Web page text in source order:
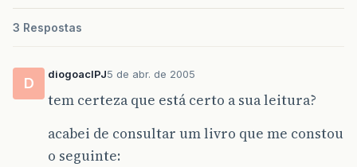
3 Respostas
D
diogoaclPJ5 de abr. de 2005
tem certeza que está certo a sua leitura?
acabei de consultar um livro que me constou
o seguinte: